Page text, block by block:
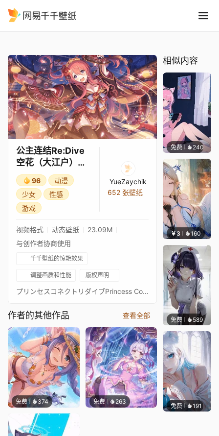
公主连结Re:Dive
空花（大江户）
3★
96
动漫
少女
性感
游戏
YueZaychik
652 张壁纸
视频格式 动态壁纸
23.09M
与创作者协商使用
千千壁纸的惊艳效果
调整画质和性能 版权声明
プリンセスコネクトリダイブPrincess Connect! Re: Dive超异域公主连结！Re: Dive3星 空花大江户 抖M 3★ 主页动画壁纸3★クウカ（オーエド）通过 Waifu2x 降噪放大 + FFmpeg 60FPS 补帧处理
作者的其他作品 查看全部
免费 374 免费 263
相似内容
免费 240好看
￥3 160 豆子
免费 589渔小小
免费 191渔小小